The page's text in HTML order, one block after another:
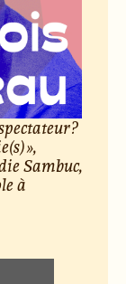
?
»,
Sambuc,
à